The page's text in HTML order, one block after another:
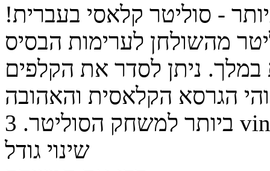
- סוליטר קלאסי בעברית!
מהשולחן לערימות הבסיס
ניתן לסדר את הקלפים
הגרסא הקלאסית והאהובה
ביותר למשחק הסוליטר. 3
שינוי גודל